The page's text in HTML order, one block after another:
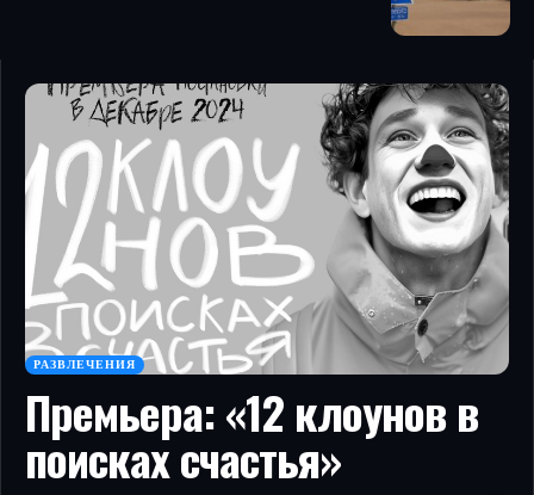
РАЗВЛЕЧЕНИЯ
Премьера: «12 клоунов в
поисках счастья»